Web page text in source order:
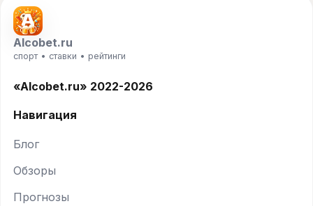
Alcobet.ru
спорт • ставки • рейтинги
«Alcobet.ru» 2022-2026
Навигация
Блог
Обзоры
Прогнозы